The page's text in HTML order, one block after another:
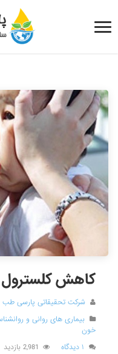
کاهش کلسترول
شرکت تحقیقاتی پارسی طب
بیماری های روانی و
خون
۱ دیدگاه
2,981 بازدید